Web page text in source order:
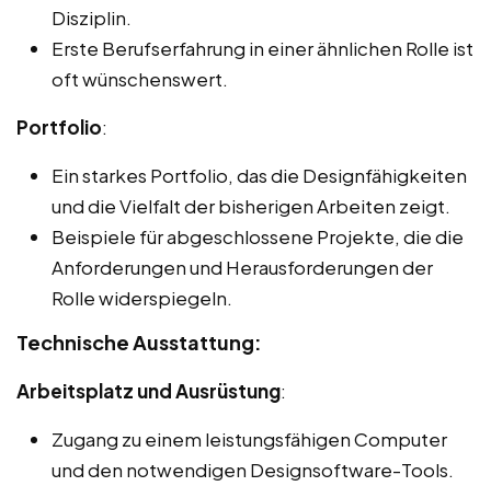
Disziplin.
Erste Berufserfahrung in einer ähnlichen Rolle ist
oft wünschenswert.
Portfolio:
Ein starkes Portfolio, das die Designfähigkeiten
und die Vielfalt der bisherigen Arbeiten zeigt.
Beispiele für abgeschlossene Projekte, die die
Anforderungen und Herausforderungen der
Rolle widerspiegeln.
Technische Ausstattung:
Arbeitsplatz und Ausrüstung:
Zugang zu einem leistungsfähigen Computer
und den notwendigen Designsoftware-Tools.